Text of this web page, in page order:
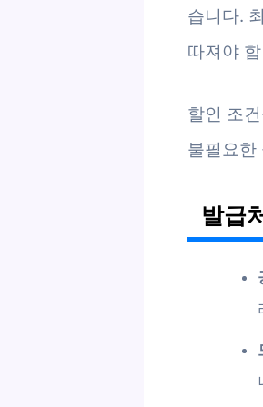
습니다.
따져야
할인 조
불필요한
발급